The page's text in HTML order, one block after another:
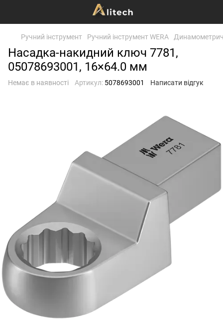
Ручний інструмент Ручний інструмент WERA
Насадка-накидний ключ 7781,
05078693001, 16×64.0 мм
Немає в наявності Артикул: 5078693001 Написати відгук